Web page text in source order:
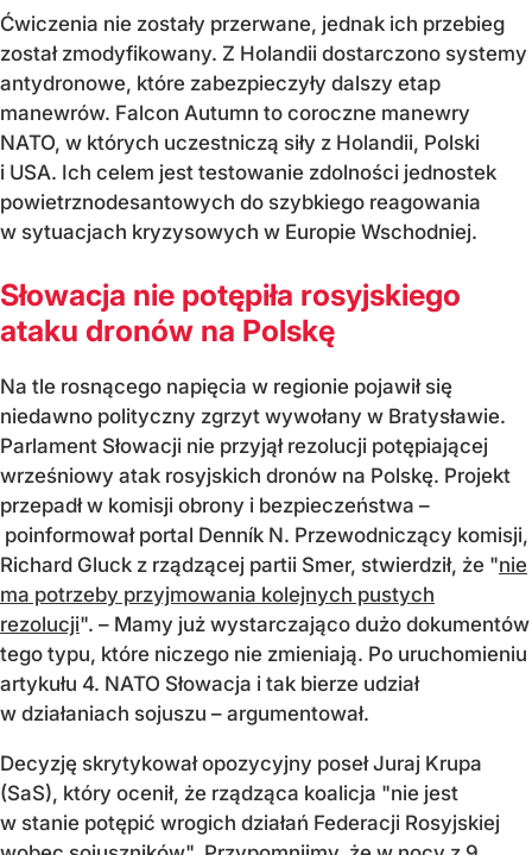
Ćwiczenia nie zostały przerwane, jednak ich przebieg
został zmodyfikowany. Z Holandii dostarczono systemy
antydronowe, które zabezpieczyły dalszy etap
manewrów. Falcon Autumn to coroczne manewry
NATO, w których uczestniczą siły z Holandii, Polski
i USA. Ich celem jest testowanie zdolności jednostek
powietrznodesantowych do szybkiego reagowania
w sytuacjach kryzysowych w Europie Wschodniej.
Słowacja nie potępiła rosyjskiego
ataku dronów na Polskę
Na tle rosnącego napięcia w regionie pojawił się
niedawno polityczny zgrzyt wywołany w Bratysławie.
Parlament Słowacji nie przyjął rezolucji potępiającej
wrześniowy atak rosyjskich dronów na Polskę. Projekt
przepadł w komisji obrony i bezpieczeństwa –
poinformował portal Denník N. Przewodniczący komisji,
Richard Gluck z rządzącej partii Smer, stwierdził, że "nie
ma potrzeby przyjmowania kolejnych pustych
rezolucji". – Mamy już wystarczająco dużo dokumentów
tego typu, które niczego nie zmieniają. Po uruchomieniu
artykułu 4. NATO Słowacja i tak bierze udział
w działaniach sojuszu – argumentował.
Decyzję skrytykował opozycyjny poseł Juraj Krupa
(SaS), który ocenił, że rządząca koalicja "nie jest
w stanie potępić wrogich działań Federacji Rosyjskiej